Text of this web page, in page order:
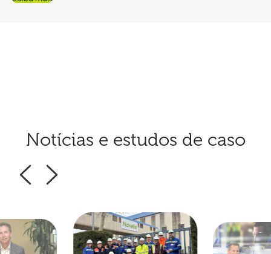
Notícias e estudos de caso